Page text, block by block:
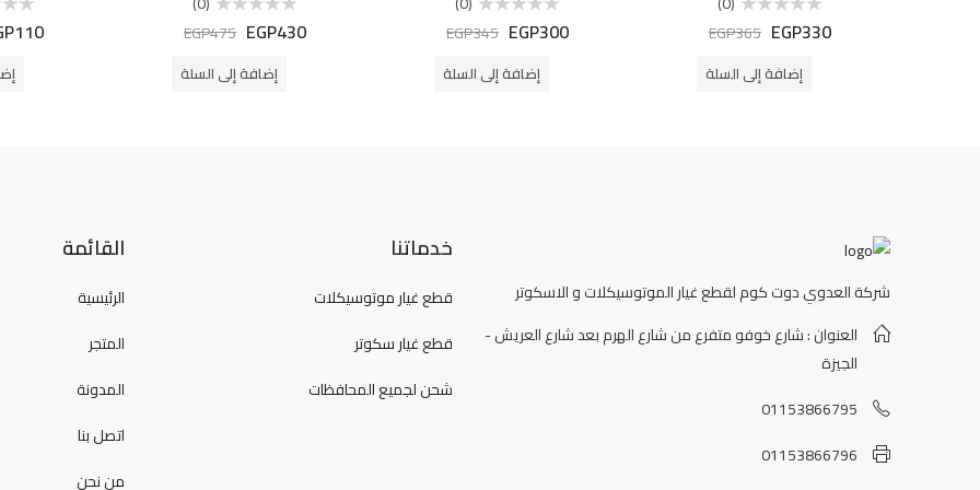
التقييمEGP330
EGP365
إضافة إلى السلة
التقييمEGP300
EGP345
إضافة إلى السلة
التقييمEGP430
EGP475
إضافة إلى السلة
110
شركة العدوي دوت كوم لقطع غيار الموتوسيكلات و الاسكوتر
العنوان : شارع خوفو متفرع من شارع الهرم بعد شارع العريش -
الجيزة
01153866795
01153866796
خدماتنا
قطع غيار موتوسيكلات
قطع غيار سكوتر
شحن لجميع المحافظات
القائمة
الرئيسية
المتجر
المدونة
اتصل بنا
من نحن